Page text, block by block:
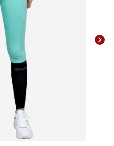
chevron_right